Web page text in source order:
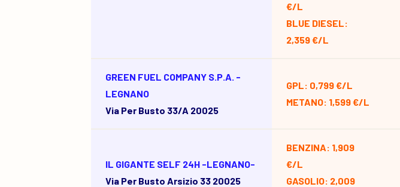
€/L
BLUE DIESEL:
2,359 €/L
GREEN FUEL COMPANY S.P.A. -
LEGNANO
Via Per Busto 33/a 20025
GPL: 0,799 €/L
METANO: 1,599 €/L
IL GIGANTE SELF 24H -LEGNANO-
Via Per Busto Arsizio 33 20025
BENZINA: 1,909
€/L
GASOLIO: 2,009